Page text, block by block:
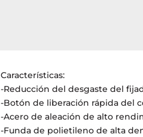
Características:
-Reducción del desgaste del
-Botón de liberación rápida del
-Acero de aleación de alto
-Funda de polietileno de alta